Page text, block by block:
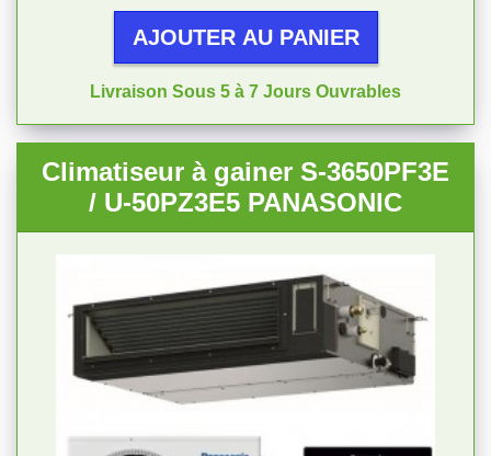
AJOUTER AU PANIER
Livraison Sous 5 à 7 Jours Ouvrables
Climatiseur à gainer S-3650PF3E
/ U-50PZ3E5 PANASONIC